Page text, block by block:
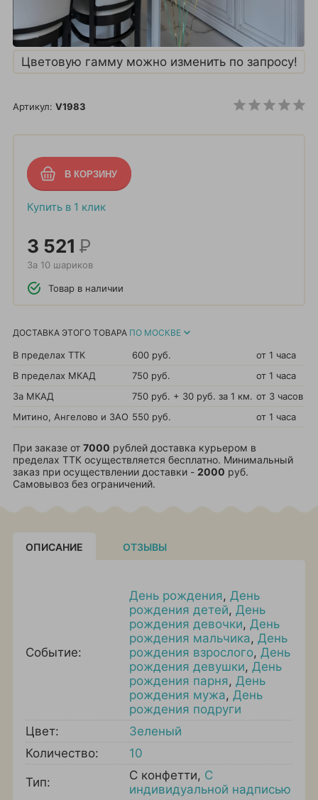
Цветовую гамму можно изменить по запросу!
Артикул: V1983
Купить в 1 клик
3 521 Р
За 10 шариков
Товар в наличии
ДОСТАВКА ЭТОГО ТОВАРА ПО МОСКВЕ
В пределах ТТК 600 руб.
от 1 часа
В пределах МКАД
750 руб.
от 1 часа
За МКАД
750 руб. + 30 руб. за 1 км. от 3 часов
Митино, Ангелово и ЗАО 550 руб. от 1 часа
При заказе от 7000 рублей доставка курьером в
пределах ТТК осуществляется бесплатно. Минимальный
заказ при осуществлении доставки - 2000 руб.
Самовывоз без ограничений.
ОПИСАНИЕ ОТЗЫВЫ
Событие:
День рождения, День
рождения детей, День
рождения девочки, День
рождения мальчика, День
рождения взрослого, День
рождения девушки, День
рождения парня, День
рождения мужа, День
рождения подруги
Цвет:
Зеленый
Количество:
10
Тип: С конфетти, С
индивидуальной надписью